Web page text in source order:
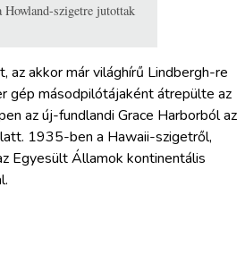
szigetre jutottak
az akkor már világhírű Lindbergh-re
gép másodpilótájaként átrepülte az
az új-fundlandi Grace Harborból az
1935-ben a Hawaii-szigetről,
Egyesült Államok kontinentális